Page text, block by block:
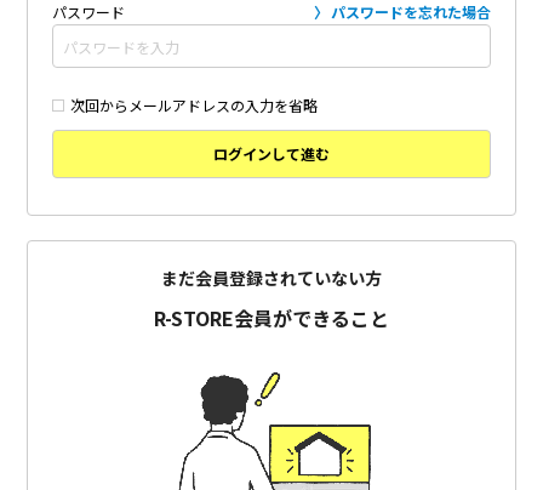
パスワード パスワードを忘れた場合
次回からメールアドレスの入力を省略
ログインして進む
まだ会員登録されていない方
R-STORE会員ができること